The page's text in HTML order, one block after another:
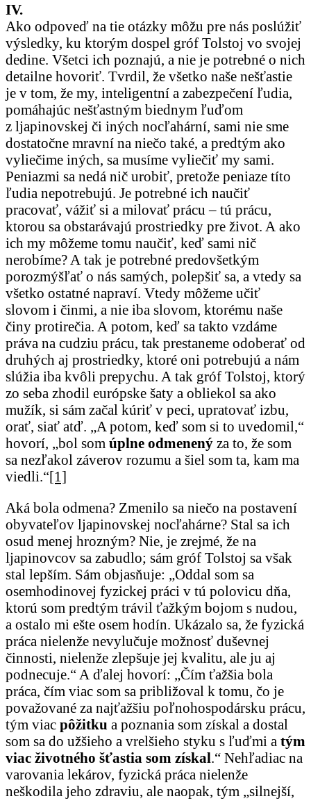
IV.
Ako odpoveď na tie otázky môžu pre nás poslúžiť
výsledky, ku ktorým dospel gróf Tolstoj vo svojej
dedine. Všetci ich poznajú, a nie je potrebné o nich
detailne hovoriť. Tvrdil, že všetko naše nešťastie
je v tom, že my, inteligentní a zabezpečení ľudia,
pomáhajúc nešťastným biednym ľuďom
z ljapinovskej či iných nocľahární, sami nie sme
dostatočne mravní na niečo také, a predtým ako
vyliečime iných, sa musíme vyliečiť my sami.
Peniazmi sa nedá nič urobiť, pretože peniaze títo
ľudia nepotrebujú. Je potrebné ich naučiť
pracovať, vážiť si a milovať prácu – tú prácu,
ktorou sa obstarávajú prostriedky pre život. A ako
ich my môžeme tomu naučiť, keď sami nič
nerobíme? A tak je potrebné predovšetkým
porozmýšľať o nás samých, polepšiť sa, a vtedy sa
všetko ostatné napraví. Vtedy môžeme učiť
slovom i činmi, a nie iba slovom, ktorému naše
činy protirečia. A potom, keď sa takto vzdáme
práva na cudziu prácu, tak prestaneme odoberať od
druhých aj prostriedky, ktoré oni potrebujú a nám
slúžia iba kvôli prepychu. A tak gróf Tolstoj, ktorý
zo seba zhodil európske šaty a obliekol sa ako
mužík, si sám začal kúriť v peci, upratovať izbu,
orať, siať atď. „A potom, keď som si to uvedomil,“
hovorí, „bol som úplne odmenený za to, že som
sa nezľakol záverov rozumu a šiel som ta, kam ma
viedli.“[1]
Aká bola odmena? Zmenilo sa niečo na postavení
obyvateľov ljapinovskej nocľahárne? Stal sa ich
osud menej hrozným? Nie, je zrejmé, že na
ljapinovcov sa zabudlo; sám gróf Tolstoj sa však
stal lepším. Sám objasňuje: „Oddal som sa
osemhodinovej fyzickej práci v tú polovicu dňa,
ktorú som predtým trávil ťažkým bojom s nudou,
a ostalo mi ešte osem hodín. Ukázalo sa, že fyzická
práca nielenže nevylučuje možnosť duševnej
činnosti, nielenže zlepšuje jej kvalitu, ale ju aj
podnecuje.“ A ďalej hovorí: „Čím ťažšia bola
práca, čím viac som sa približoval k tomu, čo je
považované za najťažšiu poľnohospodársku prácu,
tým viac pôžitku a poznania som získal a dostal
som sa do užšieho a vrelšieho styku s ľuďmi a tým
viac životného šťastia som získal.“ Nehľadiac na
varovania lekárov, fyzická práca nielenže
neškodila jeho zdraviu, ale naopak, tým „silnejší,